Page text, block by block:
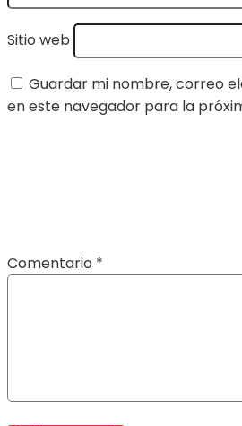
Sitio web
Guardar mi nombre, correo
en este navegador para la
Comentario *